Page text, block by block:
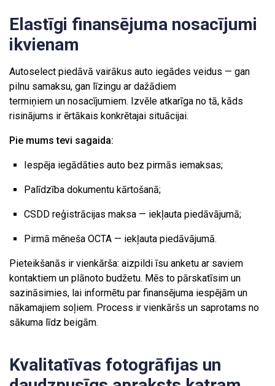
Elastīgi finansējuma nosacījumi
ikvienam
Autoselect piedāvā vairākus auto iegādes veidus — gan
pilnu samaksu, gan līzingu ar dažādiem
termiņiem un nosacījumiem. Izvēle atkarīga no tā, kāds
risinājums ir ērtākais konkrētajai situācijai.
Pie mums tevi sagaida:
Iespēja iegādāties auto bez pirmās iemaksas;
Palīdzība dokumentu kārtošanā;
CSDD reģistrācijas maksa — iekļauta piedāvājumā;
Pirmā mēneša OCTA — iekļauta piedāvājumā.
Pieteikšanās ir vienkārša: aizpildi īsu anketu ar saviem
kontaktiem un plānoto budžetu. Mēs to pārskatīsim un
sazināsimies, lai informētu par finansējuma iespējām un
nākamajiem soļiem. Process ir vienkāršs un saprotams no
sākuma līdz beigām.
Kvalitatīvas fotogrāfijas un